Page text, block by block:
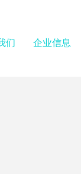
们 企业信息